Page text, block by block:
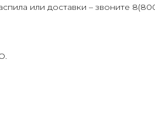
или доставки – звоните 8(800)